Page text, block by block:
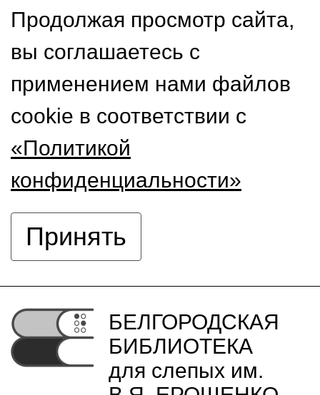
Продолжая просмотр сайта,
вы соглашаетесь с
применением нами файлов
cookie в соответствии с
«Политикой
конфиденциальности»
Принять
БЕЛГОРОДСКАЯ
БИБЛИОТЕКА
для слепых им.